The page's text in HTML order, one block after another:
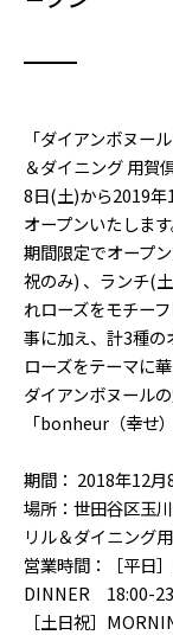
「ダイアンボヌ
＆ダイニング 用賀
8日(土)から2019年
オープンいたします
期間限定でオープ
祝のみ) 、ランチ(
れローズをモチー
事に加え、計3種
ローズをテーマに
ダイアンボヌール
「bonheur（幸せ
期間： 2018年12
場所：世田谷区玉
リル＆ダイニング
営業時間：［平日
DINNER 18:00-
［土日祝］